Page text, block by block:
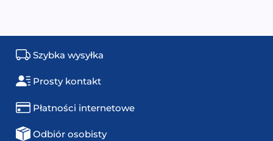
Szybka wysyłka
Prosty kontakt
Płatności internetowe
Odbiór osobisty